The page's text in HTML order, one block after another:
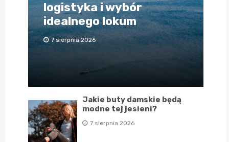
logistyka i wybór
idealnego lokum
7 sierpnia 2026
Jakie buty damskie będą
modne tej jesieni?
7 sierpnia 2026